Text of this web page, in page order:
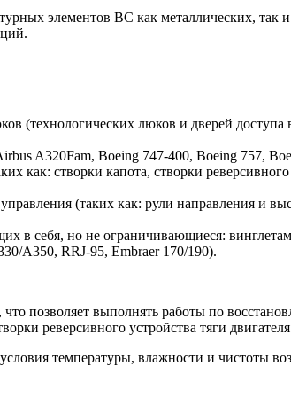
элементов ВС как металлических,
люков и дверей доступа
A320Fam, Boeing 747-400, Boeing 757,
створки капота, створки
(таких как: рули направления и
себя, но не ограничивающиеся:
A350, RRJ-95, Embraer 170/190).
позволяет выполнять работы по
реверсивного устройства тяги
температуры, влажности и чистоты